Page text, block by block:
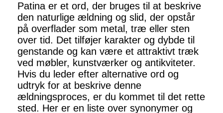
Patina er et ord, der bruges til at beskrive
den naturlige ældning og slid, der opstår
på overflader som metal, træ eller sten
over tid. Det tilføjer karakter og dybde til
genstande og kan være et attraktivt træk
ved møbler, kunstværker og antikviteter.
Hvis du leder efter alternative ord og
udtryk for at beskrive denne
ældningsproces, er du kommet til det rette
sted. Her er en liste over synonymer og